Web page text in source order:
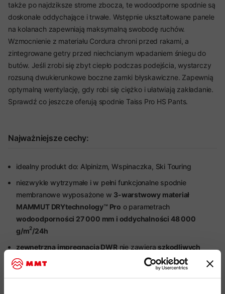
także po najdziksze strome zbocza, te wodoodporne spodnie są
doskonale oddychające i trwałe. Wstępnie ukształtowane panele
na kolanach zapewniają maksymalną swobodę ruchów.
Wzmocnienie z materiału Cordura chroni przed rakami, a
zintegrowane getry przed niechcianym wpadaniem śniegu do
butów. Jeśli zrobi się zbyt ciepło podczas podejścia, wystarczy
rozsuną dwukierunkowe boczne zamki błyskawiczne. Zapewnią
optymalną wentylację, gdy robi się ciężko i ułatwiają zakładanie.
Sprawdź co jeszcze oferują spodnie Taiss Pro HS Pants.
Najważniejsze cechy:
idealny produkt do: Alpinizm, Wspinaczka, Ski Touring
niezwykle wytrzymałe i w pełni funkcjonalne spodnie
membranowe wyposażone w 3-warstwowy materiał
MAMMUT DRYtechnology™ Pro o parametrach
wodoodporności 27 000 mm i oddychalności 48 000
g/m2/24h
zewnętrzna impregnacja DWRnie zawiera szkodliwych
związków PFC